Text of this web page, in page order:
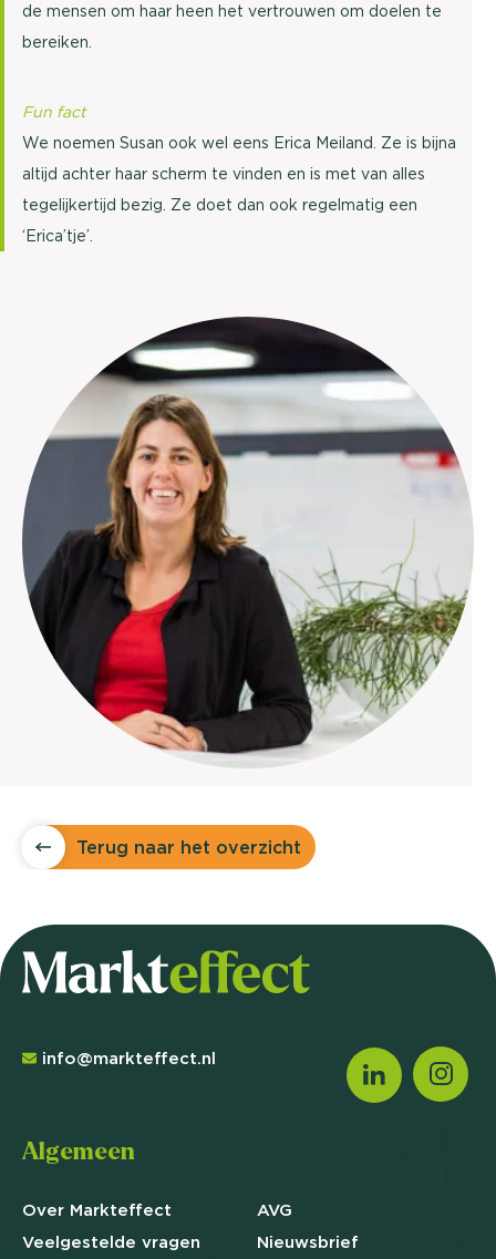
de mensen om haar heen het vertrouwen om doelen te
bereiken.
Fun fact
We noemen Susan ook wel eens Erica Meiland. Ze is bijna
altijd achter haar scherm te vinden en is met van alles
tegelijkertijd bezig. Ze doet dan ook regelmatig een
‘Erica’tje’.
Terug naar het overzicht
info@markteffect.nl
Algemeen
Over Markteffect
Veelgestelde vragen
AVG
Nieuwsbrief